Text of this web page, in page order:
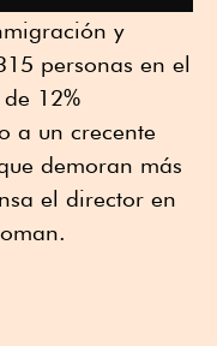
y
personas en el
12%
a un crecente
demoran más
el director en